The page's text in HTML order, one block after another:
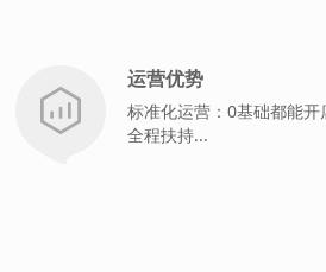
运营优势
标准化运营：0基础都能
全程扶持...